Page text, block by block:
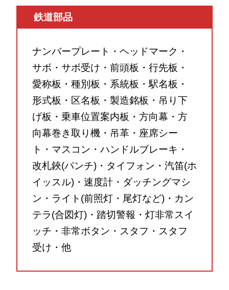
鉄道部品
ナンバープレート・ヘッドマーク・
サボ・サボ受け・前頭板・行先板・
愛称板・種別板・系統板・駅名板・
形式板・区名板・製造銘板・吊り下
げ板・乗車位置案内板・方向幕・方
向幕巻き取り機・吊革・座席シー
ト・マスコン・ハンドルブレーキ・
改札鋏(パンチ)・タイフォン・汽笛(ホ
イッスル)・速度計・ダッチングマシ
ン・ライト(前照灯・尾灯など)・カン
テラ(合図灯)・踏切警報・灯非常スイ
ッチ・非常ボタン・スタフ・スタフ
受け・他